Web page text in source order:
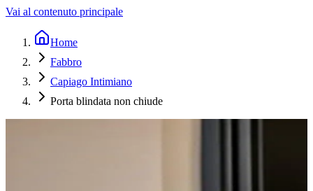
Vai al contenuto principale
Home
Fabbro
Capiago Intimiano
Porta blindata non chiude